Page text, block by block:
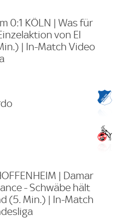
0:1 KÖLN | Was für
von El
| In-Match Video
| Damar
- Schwäbe hält
(5. Min.) | In-Match